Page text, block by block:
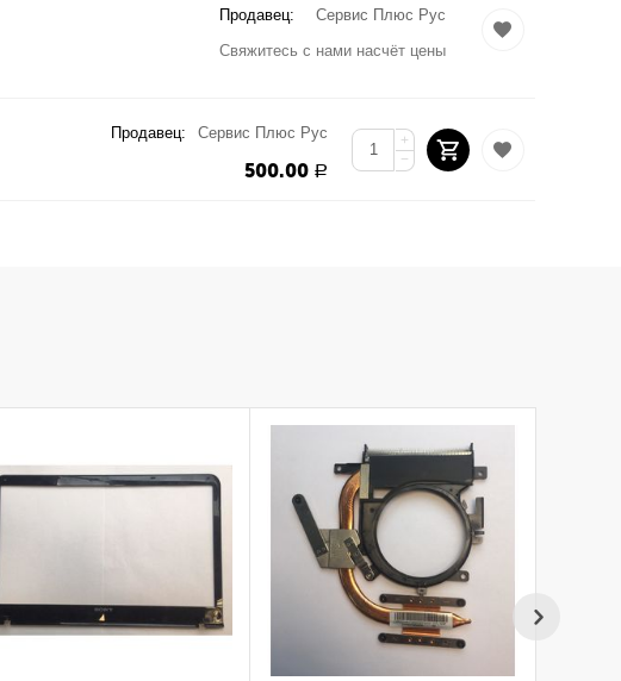
Продавец:
Сервис Плюс Рус
Свяжитесь с нами насчёт цены
Продавец: Сервис Плюс Рус
500.00 Р
+
−